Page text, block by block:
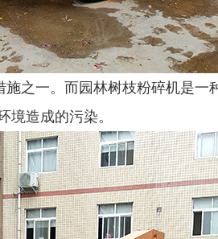
一。而园林树枝粉碎机是一
境造成的污染。